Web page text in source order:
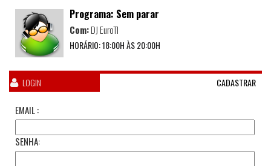
Programa: Sem parar
Com:DJ EuroTI
HORÁRIO: 18:00H ÀS 20:00H
LOGIN CADASTRAR
EMAIL :
SENHA: